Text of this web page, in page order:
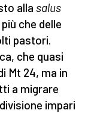
alla salus
che delle
pastori.
che quasi
Mt 24, ma in
a migrare
impari